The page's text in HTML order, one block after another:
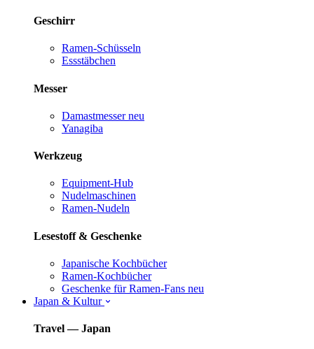
Geschirr
Ramen-Schüsseln
Essstäbchen
Messer
Damastmesser neu
Yanagiba
Werkzeug
Equipment-Hub
Nudelmaschinen
Ramen-Nudeln
Lesestoff & Geschenke
Japanische Kochbücher
Ramen-Kochbücher
Geschenke für Ramen-Fans neu
Japan & Kultur
Travel — Japan